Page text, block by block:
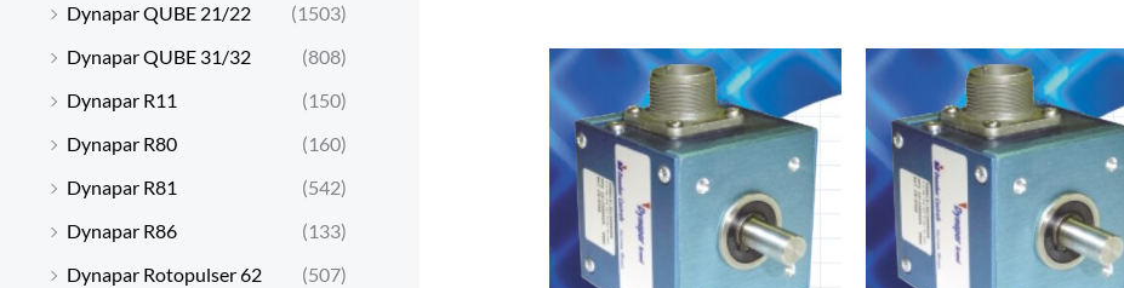
Dynapar QUBE 21/22
(1503)
Dynapar QUBE 31/32
(808)
Dynapar R11
(150)
Dynapar R80
(160)
Dynapar R81
(542)
Dynapar R86
(133)
Dynapar Rotopulser 62
(507)
5